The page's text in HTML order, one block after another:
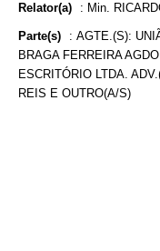
Relator(a) : Min.
Parte(s) : AGTE.(S):
BRAGA FERREIRA
ESCRITÓRIO LTDA.
REIS E OUTRO(A/S)